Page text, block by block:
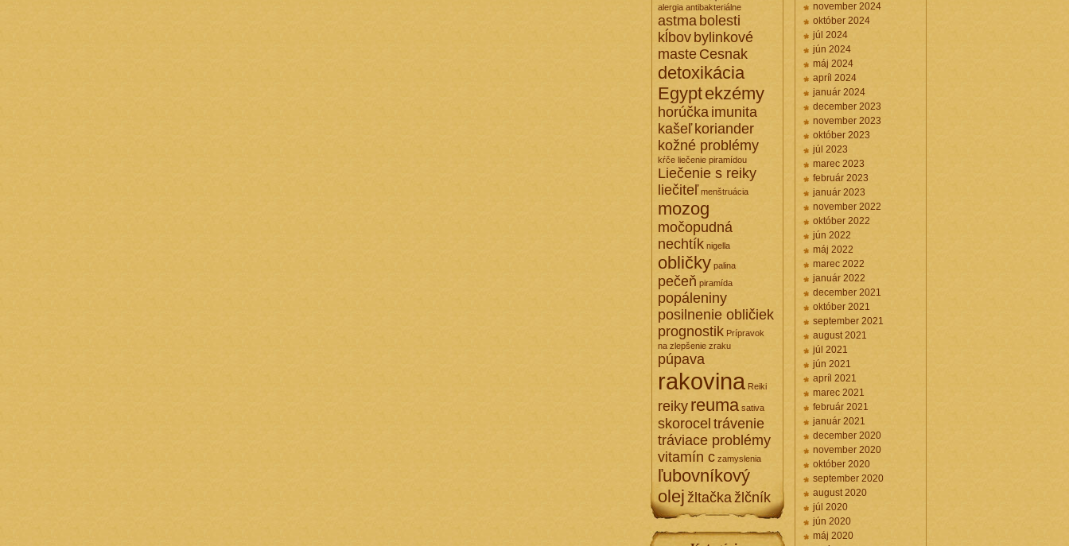
alergia antibakteriálne
astma bolesti
kĺbov bylinkové
maste Cesnak
detoxikácia
Egyptekzémy
horúčka imunita
kašeľ koriander
kožné problémy
kŕče liečenie piramídou
Liečenie s reiky
liečiteľ menštruácia
mozog
močopudná
nechtík nigella
obličky palina
pečeň piramída
popáleniny
posilnenie obličiek
prognostik Prípravok
na zlepšenie zraku
púpava
rakovina Reiki
reiky reuma sativa
skorocel trávenie
tráviace problémy
vitamín c zamyslenia
ľubovníkový
olej žltačkažlčník
november 2024
október 2024
júl 2024
jún 2024
máj 2024
apríl 2024
január 2024
december 2023
november 2023
október 2023
júl 2023
marec 2023
február 2023
január 2023
november 2022
október 2022
jún 2022
máj 2022
marec 2022
január 2022
december 2021
október 2021
september 2021
august 2021
júl 2021
jún 2021
apríl 2021
marec 2021
február 2021
január 2021
december 2020
november 2020
október 2020
september 2020
august 2020
júl 2020
jún 2020
máj 2020